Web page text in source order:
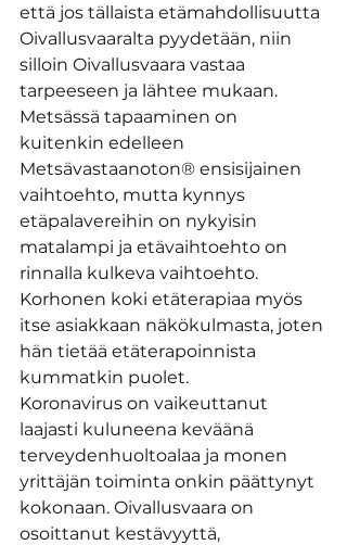
että jos tällaista etämahdollisuutta
Oivallusvaaralta pyydetään, niin
silloin Oivallusvaara vastaa
tarpeeseen ja lähtee mukaan.
Metsässä tapaaminen on
kuitenkin edelleen
Metsävastaanoton® ensisijainen
vaihtoehto, mutta kynnys
etäpalavereihin on nykyisin
matalampi ja etävaihtoehto on
rinnalla kulkeva vaihtoehto.
Korhonen koki etäterapiaa myös
itse asiakkaan näkökulmasta, joten
hän tietää etäterapoinnista
kummatkin puolet.
Koronavirus on vaikeuttanut
laajasti kuluneena keväänä
terveydenhuoltoalaa ja monen
yrittäjän toiminta onkin päättynyt
kokonaan. Oivallusvaara on
osoittanut kestävyyttä,